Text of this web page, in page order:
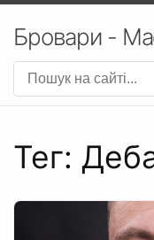
Бровари -
Тег: